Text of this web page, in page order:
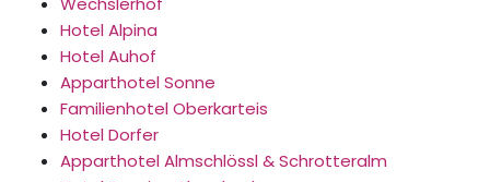
Hotel Alpina
Hotel Auhof
Apparthotel Sonne
Familienhotel Oberkarteis
Hotel Dorfer
Apparthotel Almschlössl & Schrotteralm